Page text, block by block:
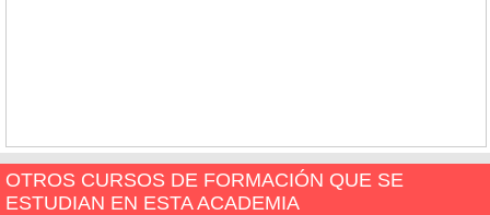
OTROS CURSOS DE FORMACIÓN QUE SE
ESTUDIAN EN ESTA ACADEMIA